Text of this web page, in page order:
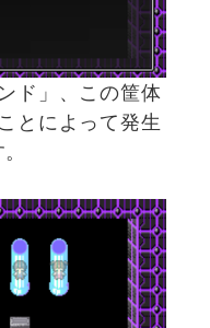
ド」、この筐体
とによって発生